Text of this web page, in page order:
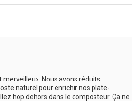
Nous avons réduits
naturel pour enrichir nos plate-
hop dehors dans le composteur. Ça ne